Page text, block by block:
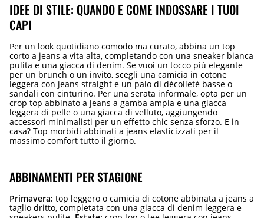
IDEE DI STILE: QUANDO E COME INDOSSARE I TUOI
CAPI
Per un look quotidiano comodo ma curato, abbina un top
corto a jeans a vita alta, completando con una sneaker bianca
pulita e una giacca di denim. Se vuoi un tocco più elegante
per un brunch o un invito, scegli una camicia in cotone
leggera con jeans straight e un paio di dècolletè basse o
sandali con cinturino. Per una serata informale, opta per un
crop top abbinato a jeans a gamba ampia e una giacca
leggera di pelle o una giacca di velluto, aggiungendo
accessori minimalisti per un effetto chic senza sforzo. E in
casa? Top morbidi abbinati a jeans elasticizzati per il
massimo comfort tutto il giorno.
ABBINAMENTI PER STAGIONE
Primavera: top leggero o camicia di cotone abbinata a jeans a
taglio dritto, completata con una giacca di denim leggera e